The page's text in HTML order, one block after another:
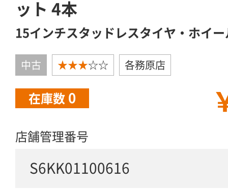
ット 4本
15インチスタッドレスタイヤ・ホイ
中古 ★★★☆☆ 各務原店
在庫数 0
店舗管理番号
S6KK01100616